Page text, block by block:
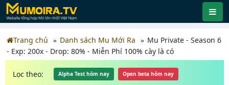
Trang chủ Danh sách Mu Mới Ra
Mu Private - Season 6
- Exp: 200x - Drop: 80% - Miễn Phí 100% cày là có
Lọc theo: Alpha Test hôm nay Open beta hôm nay